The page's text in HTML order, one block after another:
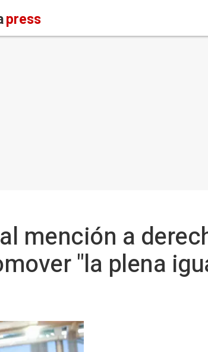
press
mención a
"la plena